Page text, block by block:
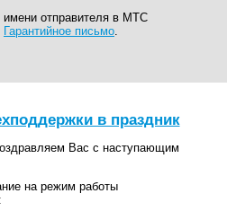
имени отправителя в МТС
Гарантийное письмо
в праздник
Вас с наступающим
на режим работы